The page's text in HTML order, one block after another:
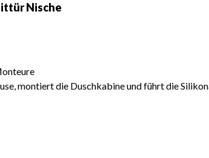
Nische
montiert die Duschkabine und führt die